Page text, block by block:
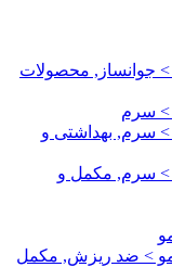
جوانساز, محصولات
> سرم
سرم, بهداشتی و
> سرم, مکمل و
مو > ضد ریزش, مکمل